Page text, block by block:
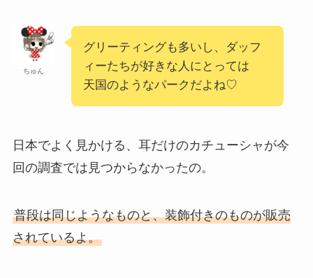
ちゅん
グリーティングも多いし、ダッフ
ィーたちが好きな人にとっては
天国のようなパークだよね♡
日本でよく見かける、耳だけのカチューシャが今
回の調査では見つからなかったの。
普段は同じようなものと、装飾付きのものが販売
されているよ。